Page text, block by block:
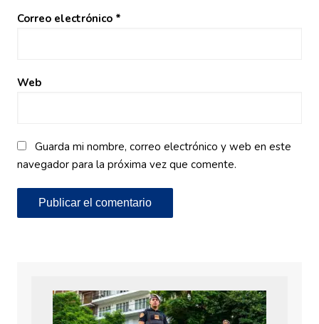
Correo electrónico *
Web
Guarda mi nombre, correo electrónico y web en este
navegador para la próxima vez que comente.